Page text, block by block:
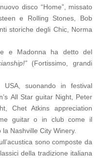
disco “Home”, missato
e Rolling Stones, Bob
storiche degli Chic, Norma
e Madonna ha detto del
(Fortissimo, grandi
suonando in festival
All Star guitar Night, Peter
Chet Atkins appreciation
guitar o in club come il
Nashville City Winery.
sono composte da
della tradizione italiana